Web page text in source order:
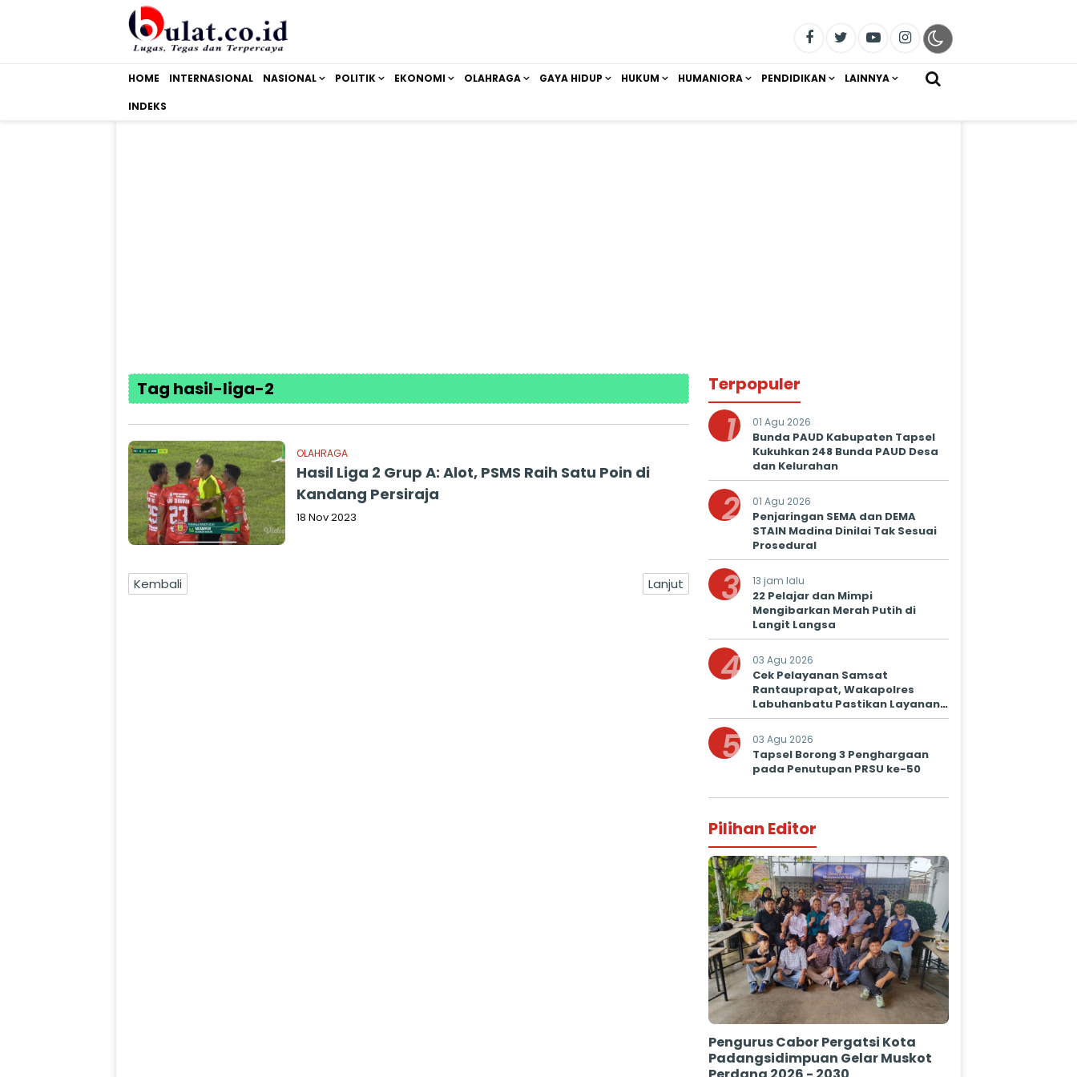
HOME INTERNASIONAL NASIONAL POLITIK EKONOMI OLAHRAGA GAYA HIDUP HUKUM HUMANIORA PENDIDIKAN LAINNYA
INDEKS
Tag hasil-liga-2
OLAHRAGA
Hasil Liga 2 Grup A: Alot, PSMS Raih Satu Poin di
Kandang Persiraja
18 Nov 2023
Kembali Lanjut
Terpopuler
1 01 Agu 2026
Bunda PAUD Kabupaten Tapsel
Kukuhkan 248 Bunda PAUD Desa
dan Kelurahan
2 01 Agu 2026
Penjaringan SEMA dan DEMA
STAIN Madina Dinilai Tak Sesuai
Prosedural
3 13 jam lalu
22 Pelajar dan Mimpi
Mengibarkan Merah Putih di
Langit Langsa
4 03 Agu 2026
Cek Pelayanan Samsat
Rantauprapat, Wakapolres
Labuhanbatu Pastikan Layanan
Prima untuk Masyarakat
5 03 Agu 2026
Tapsel Borong 3 Penghargaan
pada Penutupan PRSU ke-50
Pilihan Editor
Pengurus Cabor Pergatsi Kota
Padangsidimpuan Gelar Muskot